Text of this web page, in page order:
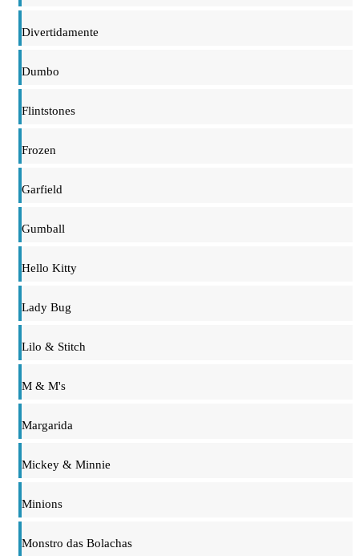
Divertidamente
Dumbo
Flintstones
Frozen
Garfield
Gumball
Hello Kitty
Lady Bug
Lilo & Stitch
M & M's
Margarida
Mickey & Minnie
Minions
Monstro das Bolachas